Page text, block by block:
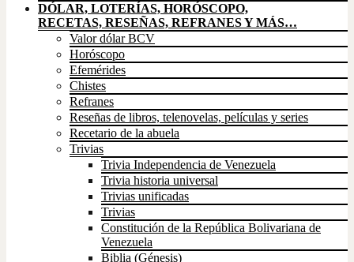
DÓLAR, LOTERÍAS, HORÓSCOPO,
RECETAS, RESEÑAS, REFRANES Y MÁS…
Valor dólar BCV
Horóscopo
Efemérides
Chistes
Refranes
Reseñas de libros, telenovelas, películas y series
Recetario de la abuela
Trivias
Trivia Independencia de Venezuela
Trivia historia universal
Trivias unificadas
Trivias
Constitución de la República Bolivariana de
Venezuela
Biblia (Génesis)